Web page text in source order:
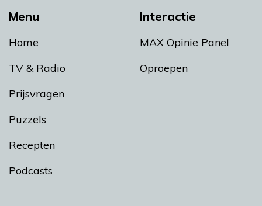
Menu
Home
TV & Radio
Prijsvragen
Puzzels
Recepten
Podcasts
Interactie
MAX Opinie Panel
Oproepen